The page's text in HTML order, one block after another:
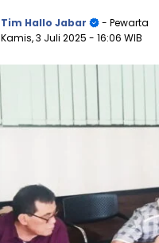
Tim Hallo Jabar
- Pewarta
Kamis, 3 Juli 2025 - 16:06 WIB